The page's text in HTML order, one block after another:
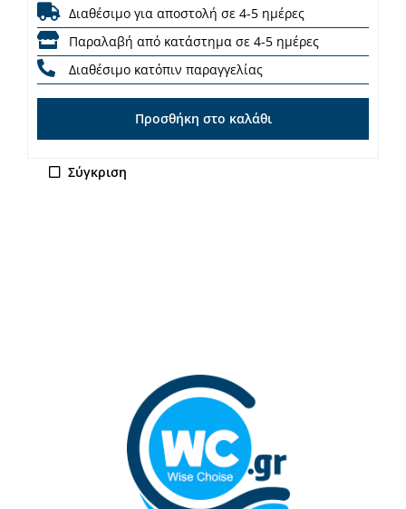
Διαθέσιμο για αποστολή σε 4-5 ημέρες
Παραλαβή από κατάστημα σε 4-5 ημέρες
Διαθέσιμο κατόπιν παραγγελίας
Προσθήκη στο καλάθι
Σύγκριση